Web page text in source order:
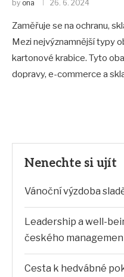
by ona 26. 6. 2024
Zaměřuje se na ochranu,
Mezi nejvýznamnější typy
kartonové krabice. Tyto
dopravy, e-commerce a
Nenechte si ujít
Vánoční výzdoba
Leadership a well-
českého
Cesta k hedvábné